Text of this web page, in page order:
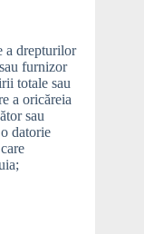
a drepturilor
furnizor
totale sau
a oricăreia
sau
datorie